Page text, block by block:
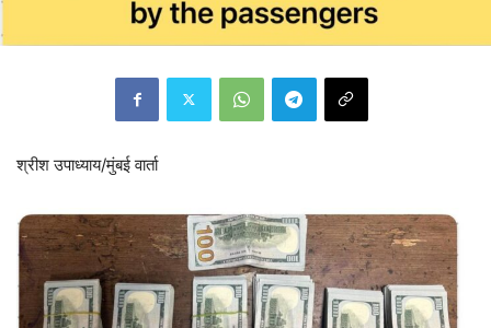
श्रीश उपाध्याय/मुंबई वार्ता